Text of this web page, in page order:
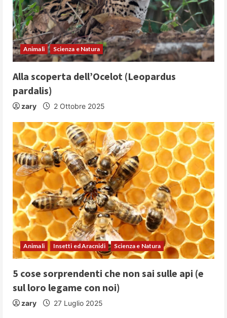
a
d
i
n
g
Animali Scienza e Natura
Alla scoperta dell’Ocelot (Leopardus
pardalis)
zary 2 Ottobre 2025
Animali Insetti ed Aracnidi Scienza e Natura
5 cose sorprendenti che non sai sulle api (e
sul loro legame con noi)
zary 27 Luglio 2025